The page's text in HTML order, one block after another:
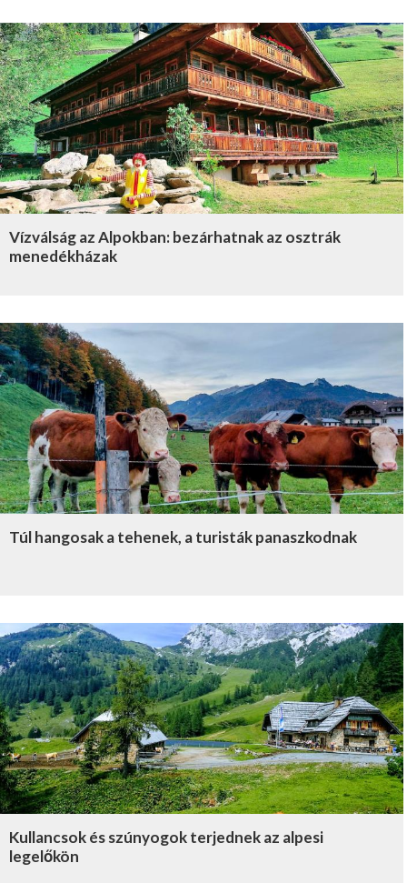
Vízválság az Alpokban: bezárhatnak az osztrák
menedékházak
Túl hangosak a tehenek, a turisták panaszkodnak
Kullancsok és szúnyogok terjednek az alpesi
legelőkön